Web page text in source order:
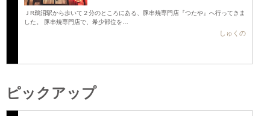
ＪR鵜沼駅から歩いて２分のところにある、豚串焼専門店『つたや』へ行ってきま
した。 豚串焼専門店で、希少部位を…
しゅくの
ピックアップ